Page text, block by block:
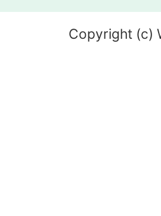
Copyright (c)